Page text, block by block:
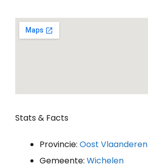
Stats & Facts
Provincie: Oost Vlaanderen
Gemeente: Wichelen